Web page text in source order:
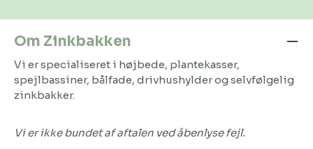
Om Zinkbakken
Vi er specialiseret i højbede, plantekasser,
spejlbassiner, bålfade, drivhushylder og selvfølgelig
zinkbakker.
Vi er ikke bundet af aftalen ved åbenlyse fejl.